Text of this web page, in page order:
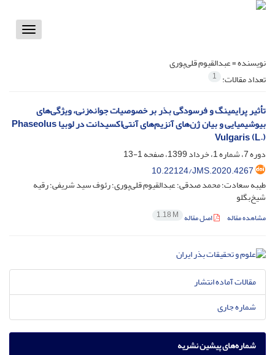
Toggle
نویسنده =عبدالقیوم قلی‌پوری
تعداد مقالات: 1
تأثیر پرایمینگ و فرسودگی بذر بر خصوصیات جوانه‌زنی، ویژگی‌های
بیوشیمیایی و بیان ژن‌های آنزیم‌های آنتی‌اکسیدانت در لوبیا Phaseolus
Vulgaris (L.)
دوره 7، شماره 1، خرداد 1399، صفحه
1-13
10.22124/JMS.2020.4267
طیبه سعادت؛ محمد صدقی؛ عبدالقیوم قلی‌پوری؛ رئوف سید شریفی؛ رقیه
شیخ‌بگلو
مشاهده مقاله اصل مقاله 1.18 M
مقالات آماده انتشار
شماره جاری
شماره‌های پیشین نشریه